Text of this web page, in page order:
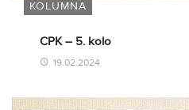
KOLUMNA
CPK – 5. kolo
19.02.2024